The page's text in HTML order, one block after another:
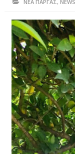
ΗΠΕΙΡΟΣ
ΠΡΕΒΕΖΑ
ΑΡΤΑ
ΙΩΑΝΝΙΝΑ
ΘΕΣΠΡΩΤΙΑ
ΙΟΝΙΑ ΝΗΣΙΑ
ΚΑΙ ΕΛΛΑΔΑ
ΥΓΕΙΑ-
ΝΕΑ ΠΑΡΓΑΣ, NEWS